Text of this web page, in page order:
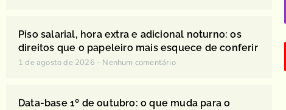
Piso salarial, hora extra e adicional noturno: os
direitos que o papeleiro mais esquece de conferir
1 de agosto de 2026 Nenhum comentário
Data-base 1º de outubro: o que muda para o